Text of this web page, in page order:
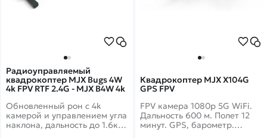
Радиоуправляемый
квадрокоптер MJX Bugs 4W
4k FPV RTF 2.4G - MJX B4W 4k
Обновленный рон с 4k
камерой и управлением угла
наклона, дальность до 1.6км,
Квадрокоптер MJX X104G
GPS FPV
FPV камера 1080p 5G WiFi.
Дальность 600 м. Полет 12
минут. GPS, барометр.